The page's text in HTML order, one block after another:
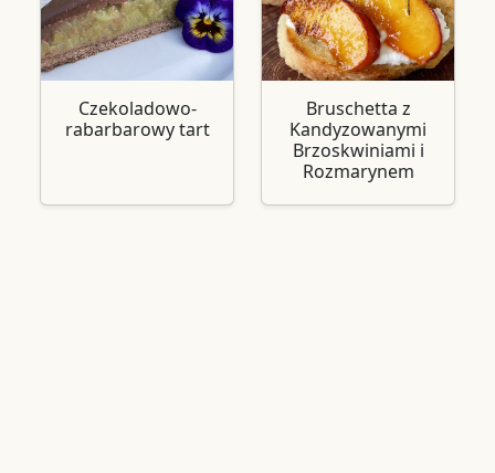
Czekoladowo-
rabarbarowy tart
Bruschetta z
Kandyzowanymi
Brzoskwiniami i
Rozmarynem